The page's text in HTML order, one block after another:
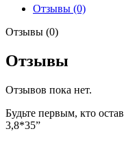
Отзывы (0)
Отзывы (0)
Отзывы
Отзывов пока нет.
Будьте первым, кто
3,8*35”